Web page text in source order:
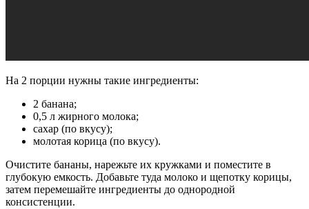
На 2 порции нужны такие ингредиенты:
2 банана;
0,5 л жирного молока;
сахар (по вкусу);
молотая корица (по вкусу).
Очистите бананы, нарежьте их кружками и поместите в
глубокую емкость. Добавьте туда молоко и щепотку корицы,
затем перемешайте ингредиенты до однородной
консистенции.